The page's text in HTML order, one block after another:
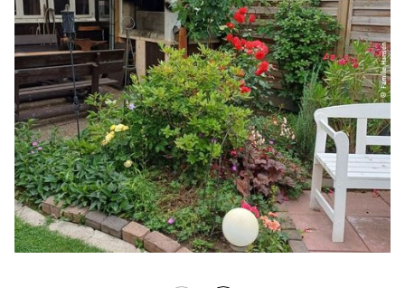
© Familie Hansen